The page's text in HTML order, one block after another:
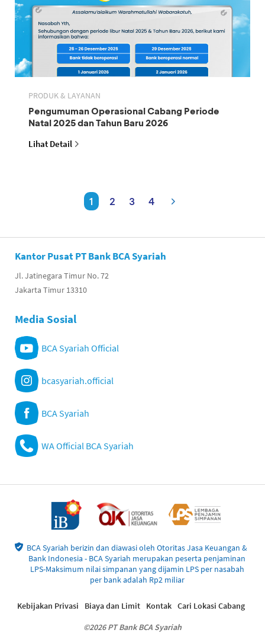
PRODUK & LAYANAN
Pengumuman Operasional Cabang Periode
Natal 2025 dan Tahun Baru 2026
Lihat Detail
1 2 3 4
Kantor Pusat PT Bank BCA Syariah
Jl. Jatinegara Timur No. 72
Jakarta Timur 13310
Media Sosial
BCA Syariah Official
bcasyariah.official
BCA Syariah
WA Official BCA Syariah
BCA Syariah berizin dan diawasi oleh Otoritas Jasa Keuangan &
Bank Indonesia - BCA Syariah merupakan peserta penjaminan
LPS-Maksimum nilai simpanan yang dijamin LPS per nasabah
per bank adalah Rp2 miliar
©2026 PT Bank BCA Syariah
Kebijakan Privasi Biaya dan Limit Kontak Cari Lokasi Cabang